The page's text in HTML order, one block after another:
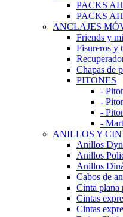
PACKS
PACKS
ANCLAJES
Friends y
Fisureros y
Chapas de
PITONES
-
-
-
-
ANILLOS Y
Anillos
Anillos
Anillos
Cabos de
Cinta plana
Cintas
Cintas